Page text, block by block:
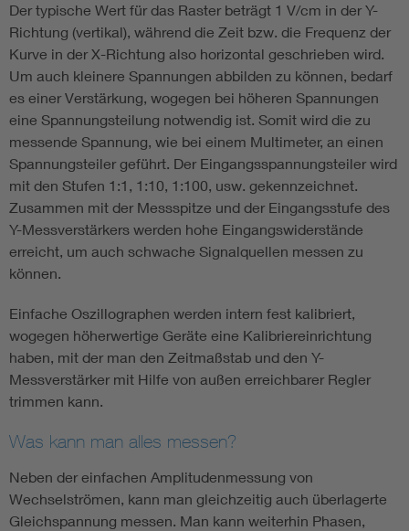
Der typische Wert für das Raster beträgt 1 V/cm in der Y-
Richtung (vertikal), während die Zeit bzw. die Frequenz der
Kurve in der X-Richtung also horizontal geschrieben wird.
Um auch kleinere Spannungen abbilden zu können, bedarf
es einer Verstärkung, wogegen bei höheren Spannungen
eine Spannungsteilung notwendig ist. Somit wird die zu
messende Spannung, wie bei einem Multimeter, an einen
Spannungsteiler geführt. Der Eingangsspannungsteiler wird
mit den Stufen 1:1, 1:10, 1:100, usw. gekennzeichnet.
Zusammen mit der Messspitze und der Eingangsstufe des
Y-Messverstärkers werden hohe Eingangswiderstände
erreicht, um auch schwache Signalquellen messen zu
können.
Einfache Oszillographen werden intern fest kalibriert,
wogegen höherwertige Geräte eine Kalibriereinrichtung
haben, mit der man den Zeitmaßstab und den Y-
Messverstärker mit Hilfe von außen erreichbarer Regler
trimmen kann.
Was kann man alles messen?
Neben der einfachen Amplitudenmessung von
Wechselströmen, kann man gleichzeitig auch überlagerte
Gleichspannung messen. Man kann weiterhin Phasen,